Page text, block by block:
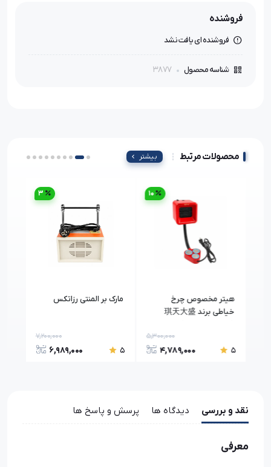
فروشنده
فروشنده ای یافت نشد
شناسه محصول 3877
محصولات مرتبط بیشتر
هیتر مخصوص چرخ
خیاطی برند 琪天大盛
5
5,300,000
4,789,000
10
مارک بر المنتی رزاتکس
5
7,200,000
6,989,000
3
نقد و بررسی دیدگاه ها پرسش و پاسخ ها
معرفی